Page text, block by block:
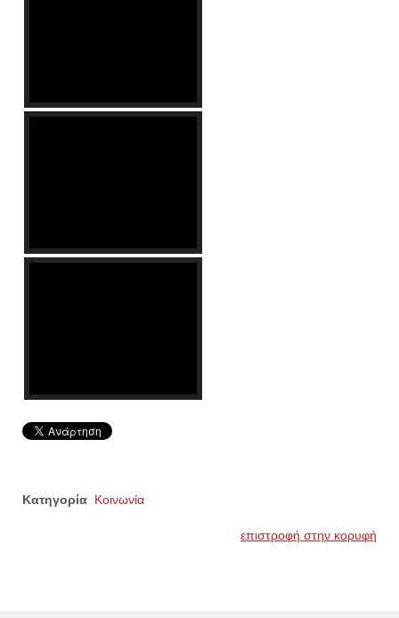
Κατηγορία Κοινωνία
επιστροφή στην κορυφή